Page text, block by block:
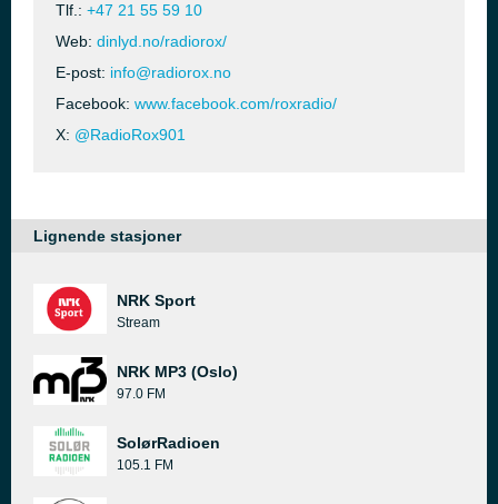
Tlf.: +47 21 55 59 10
Web: dinlyd.no/radiorox/
E-post: info@radiorox.no
Facebook: www.facebook.com/roxradio/
X: @RadioRox901
Lignende stasjoner
NRK Sport
Stream
NRK MP3 (Oslo)
97.0 FM
SolørRadioen
105.1 FM